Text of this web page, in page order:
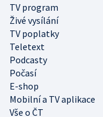
TV program
Živé vysílání
TV poplatky
Teletext
Podcasty
Počasí
E-shop
Mobilní a TV aplikace
Vše o ČT